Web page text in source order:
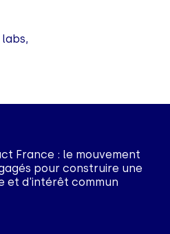
France : le mouvement
pour construire une
et d'intérêt commun